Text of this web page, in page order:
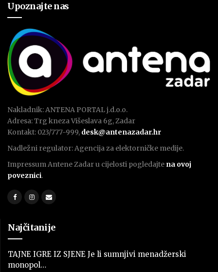
Upoznajte nas
Nakladnik: ANTENA PORTAL j.d.o.o.
Adresa: Trg kneza Višeslava 6g, Zadar
Kontakt: 023/777-999, desk@antenazadar.hr
Nadležni regulator: Agencija za elektorničke medije.
Impressum Antene Zadar u cijelosti pogledajte na ovoj
poveznici.
Najčitanije
TAJNE IGRE IZ SJENE Je li sumnjivi menadžerski
monopol…